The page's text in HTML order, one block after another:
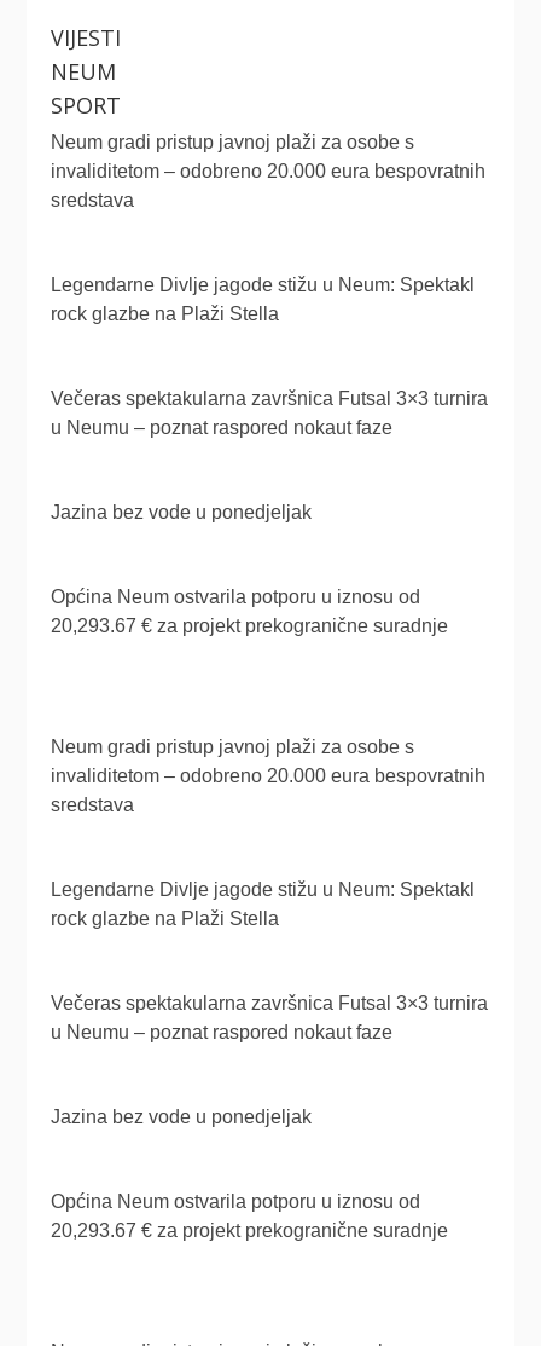
VIJESTI
NEUM
SPORT
Neum gradi pristup javnoj plaži za osobe s
invaliditetom – odobreno 20.000 eura bespovratnih
sredstava
Legendarne Divlje jagode stižu u Neum: Spektakl
rock glazbe na Plaži Stella
Večeras spektakularna završnica Futsal 3×3 turnira
u Neumu – poznat raspored nokaut faze
Jazina bez vode u ponedjeljak
Općina Neum ostvarila potporu u iznosu od
20,293.67 € za projekt prekogranične suradnje
Neum gradi pristup javnoj plaži za osobe s
invaliditetom – odobreno 20.000 eura bespovratnih
sredstava
Legendarne Divlje jagode stižu u Neum: Spektakl
rock glazbe na Plaži Stella
Večeras spektakularna završnica Futsal 3×3 turnira
u Neumu – poznat raspored nokaut faze
Jazina bez vode u ponedjeljak
Općina Neum ostvarila potporu u iznosu od
20,293.67 € za projekt prekogranične suradnje